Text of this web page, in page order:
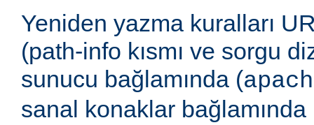
Yeniden yazma kuralları
(path-info kısmı ve sorgu
sunucu bağlamında (
sanal konaklar bağlamında